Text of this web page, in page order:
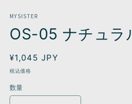
で
デ
(1)
を
く
MYSISTER
OS-05 ナチュラ
通
常
格
¥1,045 JPY
税込価格
数量